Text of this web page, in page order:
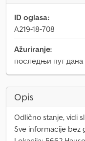
ID oglasa:
A219-18-708
Ažuriranje:
последњи пут дана
Opis
Odlično stanje, vidi
Sve informacije bez